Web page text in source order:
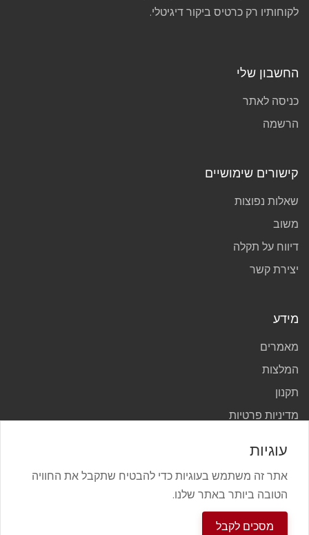
לקוחותיו רק כרטיס ביקור דיגיטלי.
החשבון שלי
כניסה לאתר
הרשמה
קישורים שימושיים
שאלות נפוצות
משוב
דיווח על תקלה
יצירת קשר
מידע
מאמרים
המלצות
תקנון
מדיניות פרטיות
vcard.mivzaklive @ כל הזכויות שמורות 2021
עוגיות
אתר זה משתמש בעוגיות כדי להבטיח שתקבל את החוויה
הטובה ביותר באתר שלנו.
מסכים לקבל